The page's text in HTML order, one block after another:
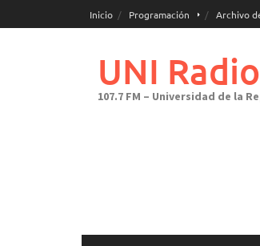
al
Inicio Programación Archivo
UNI Radio
107.7 FM – Universidad de la